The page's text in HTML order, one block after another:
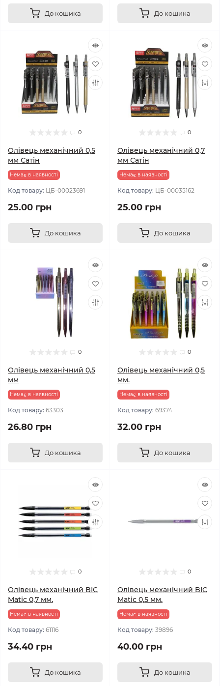
До кошика До кошика
0
Олівець механічний 0,5
мм Сатін
Немає в наявності
Код товару: ЦБ-00023691
25.00 грн
До кошика
0
Олівець механічний 0,7
мм Сатін
Немає в наявності
Код товару: ЦБ-00035162
25.00 грн
До кошика
0
Олівець механічний 0,5
мм
Немає в наявності
Код товару: 63303
26.80 грн
До кошика
0
Олівець механічний 0,5
мм.
Немає в наявності
Код товару: 69374
32.00 грн
До кошика
0
Олівець механічний BIC
Matic 0,7 мм.
Немає в наявності
Код товару: 61116
34.40 грн
До кошика
0
Олівець механічний BIC
Matic 0,5 мм.
Немає в наявності
Код товару: 39896
40.00 грн
До кошика